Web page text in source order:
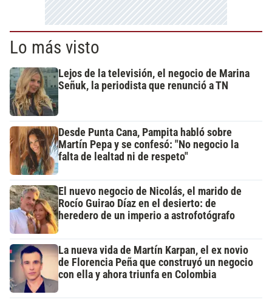
Lo más visto
Lejos de la televisión, el negocio de Marina
Señuk, la periodista que renunció a TN
Desde Punta Cana, Pampita habló sobre
Martín Pepa y se confesó: "No negocio la
falta de lealtad ni de respeto"
El nuevo negocio de Nicolás, el marido de
Rocío Guirao Díaz en el desierto: de
heredero de un imperio a astrofotógrafo
La nueva vida de Martín Karpan, el ex novio
de Florencia Peña que construyó un negocio
con ella y ahora triunfa en Colombia